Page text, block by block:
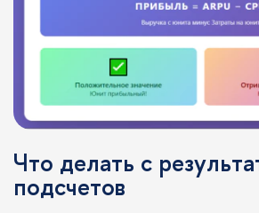
Что делать с
подсчетов